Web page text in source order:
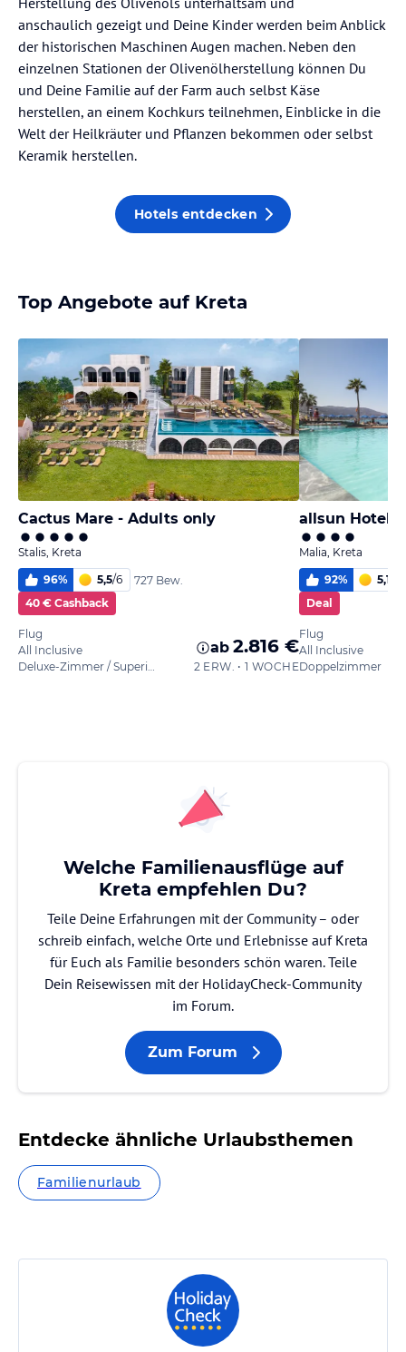
anschaulich gezeigt und Deine Kinder werden beim Anblick
der historischen Maschinen Augen machen. Neben den
einzelnen Stationen der Olivenölherstellung können Du
und Deine Familie auf der Farm auch selbst Käse
herstellen, an einem Kochkurs teilnehmen, Einblicke in die
Welt der Heilkräuter und Pflanzen bekommen oder selbst
Keramik herstellen.
Hotels entdecken
Top Angebote auf Kreta
Cactus Mare - Adults only
Stalis, Kreta
96% 5,5/6
727 Bew.
40 € Cashback
Flug
All Inclusive
Deluxe-Zimmer / Superior
ab 2.816 €
2 ERW. • 1 WOCHE
allsun Hotel
Malia, Kreta
92% 5,1
Deal
Flug
All Inclusive
Doppelzimmer
Welche Familienausflüge auf
Kreta empfehlen Du?
Teile Deine Erfahrungen mit der Community – oder
schreib einfach, welche Orte und Erlebnisse auf Kreta
für Euch als Familie besonders schön waren. Teile
Dein Reisewissen mit der HolidayCheck-Community
im Forum.
Zum Forum
Entdecke ähnliche Urlaubsthemen
Familienurlaub